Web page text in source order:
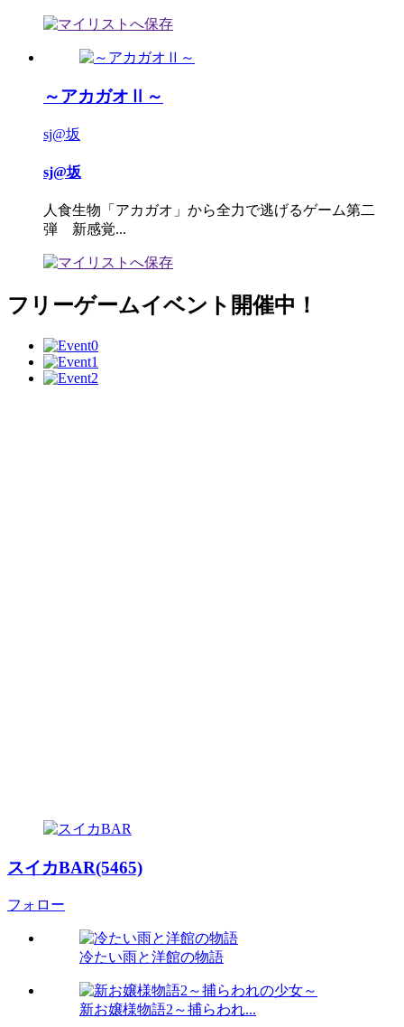
～アカガオⅡ～
sj@坂
sj@坂
人食生物「アカガオ」から全力で逃げるゲーム第二
弾 新感覚...
フリーゲームイベント開催中！
スイカBAR(5465)
フォロー
冷たい雨と洋館の物語
新お嬢様物語2～捕らわれ...